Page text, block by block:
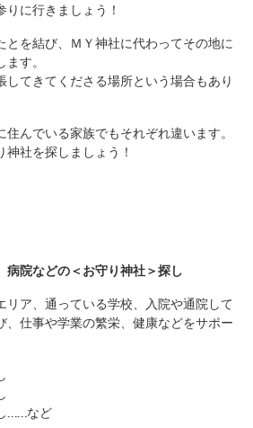
に行きましょう！
とを結び、ＭＹ神社に代わってその地に
す。
してきてくださる場所という場合もあり
んでいる家族でもそれぞれ違います。
神社を探しましょう！
院などの＜お守り神社＞探し
リア、通っている学校、入院や通院して
、仕事や学業の繁栄、健康などをサポー
……など